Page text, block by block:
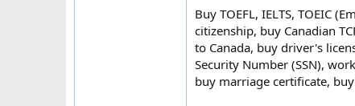
Buy TOEFL, IELTS, TOEIC
citizenship, buy Canadian
to Canada, buy driver's
Security Number (SSN),
buy marriage certificate,